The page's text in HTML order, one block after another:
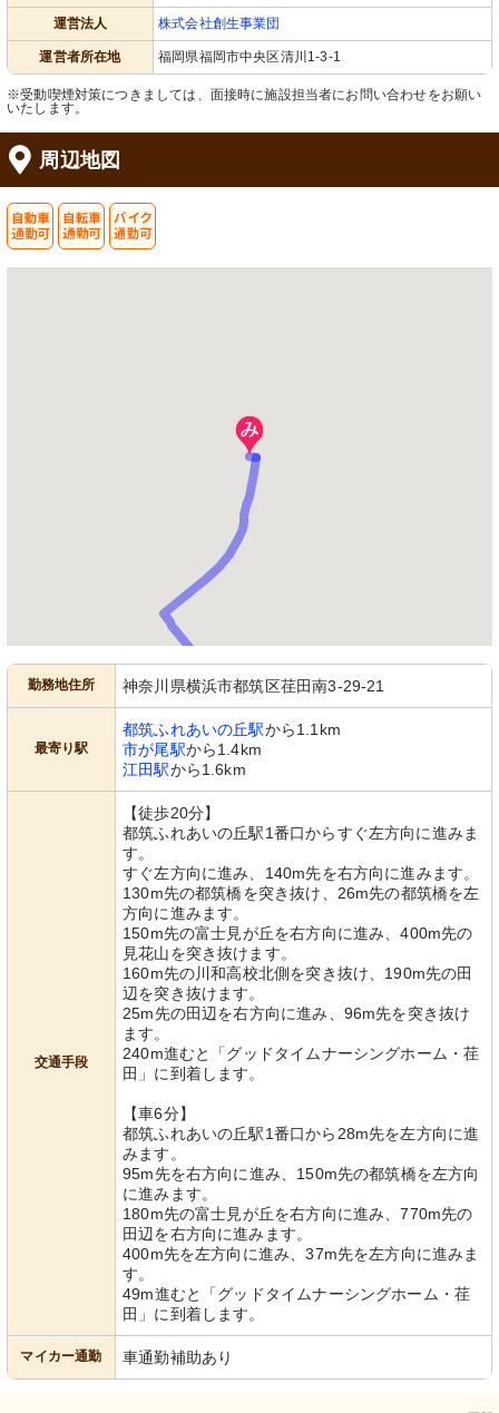
運営法人 株式会社創生事業団
運営者所在地 福岡県福岡市中央区清川1-3-1
※受動喫煙対策につきましては、面接時に施設担当者にお問い合わせをお願い
いたします。
周辺地図
勤務地住所 神奈川県横浜市都筑区荏田南3-29-21
最寄り駅
都筑ふれあいの丘駅から1.1km
市が尾駅から1.4km
江田駅から1.6km
交通手段
【徒歩20分】
都筑ふれあいの丘駅1番口からすぐ左方向に進みま
す。
すぐ左方向に進み、140m先を右方向に進みます。
130m先の都筑橋を突き抜け、26m先の都筑橋を左
方向に進みます。
150m先の富士見が丘を右方向に進み、400m先の
見花山を突き抜けます。
160m先の川和高校北側を突き抜け、190m先の田
辺を突き抜けます。
25m先の田辺を右方向に進み、96m先を突き抜け
ます。
240m進むと「グッドタイムナーシングホーム・荏
田」に到着します。
【車6分】
都筑ふれあいの丘駅1番口から28m先を左方向に進
みます。
95m先を右方向に進み、150m先の都筑橋を左方向
に進みます。
180m先の富士見が丘を右方向に進み、770m先の
田辺を右方向に進みます。
400m先を左方向に進み、37m先を左方向に進みま
す。
49m進むと「グッドタイムナーシングホーム・荏
田」に到着します。
マイカー通勤 車通勤補助あり